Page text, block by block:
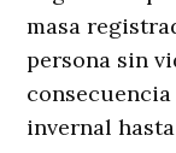
masa
persona sin
invernal